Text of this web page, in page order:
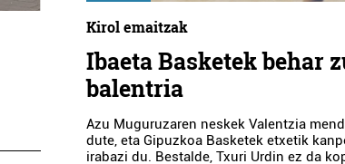
Kirol emaitzak
Ibaeta Basketek behar
balentria
Azu Muguruzaren neskek Valentzia
dute, eta Gipuzkoa Basketek etxetik
irabazi du. Bestalde, Txuri Urdin ez da